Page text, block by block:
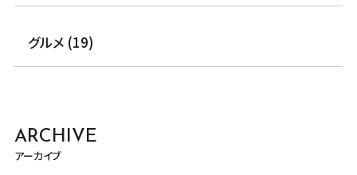
グルメ (19)
ARCHIVE
アーカイブ